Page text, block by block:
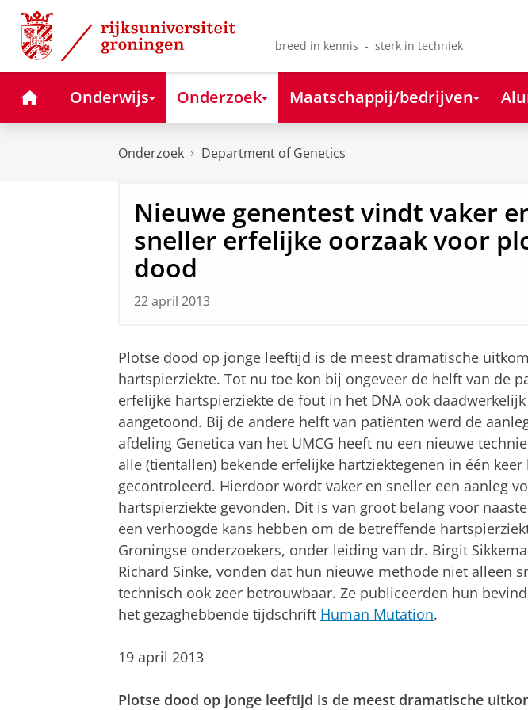
Skip
Content
Skip
Navigation
breed in kennis - sterk in techniek
HomeOnderwijs Onderzoek Maatschappij/bedrijven
Onderzoek Department of Genetics
Nieuwe genentest vindt vaker
sneller erfelijke oorzaak voor
dood
22 april 2013
Plotse dood op jonge leeftijd is de meest dramatische
hartspierziekte. Tot nu toe kon bij ongeveer de helft van de
erfelijke hartspierziekte de fout in het DNA ook
aangetoond. Bij de andere helft van patiënten werd de
afdeling Genetica van het UMCG heeft nu een nieuwe
alle (tientallen) bekende erfelijke hartziektegenen in één
gecontroleerd. Hierdoor wordt vaker en sneller een aanleg
hartspierziekte gevonden. Dit is van groot belang voor
een verhoogde kans hebben om de betreffende
Groningse onderzoekers, onder leiding van dr. Birgit
Richard Sinke, vonden dat hun nieuwe methode niet alleen
technisch ook zeer betrouwbaar. Ze publiceerden hun
het gezaghebbende tijdschrift Human Mutation.
19 april 2013
Plotse dood op jonge leeftijd is de meest dramatische